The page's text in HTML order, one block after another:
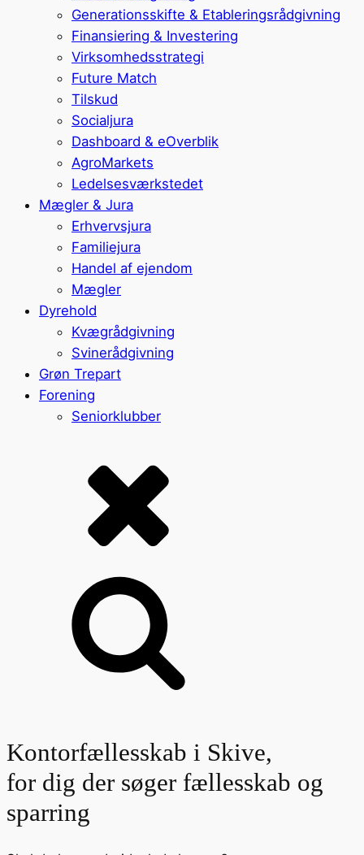
Generationsskifte & Etableringsrådgivning
Finansiering & Investering
Virksomhedsstrategi
Future Match
Tilskud
Socialjura
Dashboard & eOverblik
AgroMarkets
Ledelsesværkstedet
Mægler & Jura
Erhvervsjura
Familiejura
Handel af ejendom
Mægler
Dyrehold
Kvægrådgivning
Svinerådgivning
Grøn Trepart
Forening
Seniorklubber
Kontorfællesskab i Skive,
for dig der søger fællesskab og
sparring